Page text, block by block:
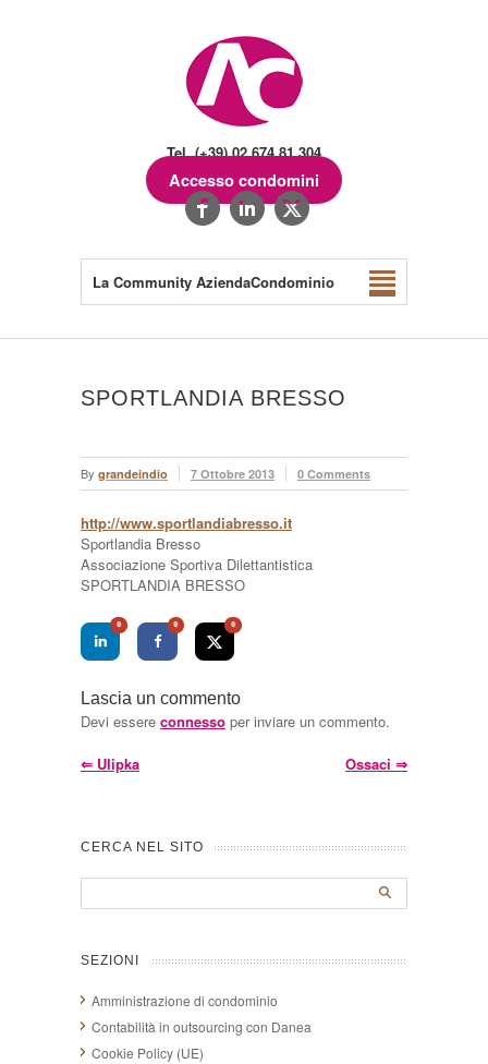
Tel. (+39) 02.674.81.304
Accesso condomini
La Community AziendaCondominio
SPORTLANDIA BRESSO
By grandeindio 7 Ottobre 2013 0 Comments
http://www.sportlandiabresso.it
Sportlandia Bresso
Associazione Sportiva Dilettantistica
SPORTLANDIA BRESSO
0 0 0
Lascia un commento
Devi essere connesso per inviare un commento.
⇐ Ulipka Ossaci ⇒
CERCA NEL SITO
SEZIONI
Amministrazione di condominio
Contabilità in outsourcing con Danea
Cookie Policy (UE)